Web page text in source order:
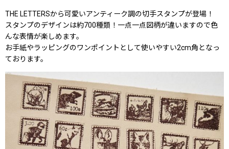
THE LETTERSから可愛いアンティーク調の切手スタンプが登場！
スタンプのデザインは約700種類！一点一点図柄が違いますので色
んな表情が楽しめます。
お手紙やラッピングのワンポイントとして使いやすい2cm角となっ
ております。